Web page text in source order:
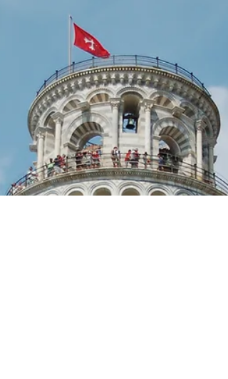
Destinos - Itália
Itália - Toscana: Monticchiello
Monticchiello é uma pequena joia
cravada nas colinas da Val d’Orcia, na
Toscana. Com suas ruas de pedra, muralhas
preservadas e vistas que parecem pinturas
renascentistas, o vilarejo oferece uma
experiência autêntica e serena, distante das
rotas turísticas mais movimentadas.